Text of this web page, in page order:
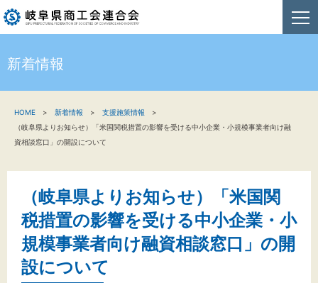
新着情報
商工会連合会について
お問い合わせ
新着情報
HOME 新着情報
支援施策情報
（岐阜県よりお知らせ）「米国関税措置の影響を受ける中小企業・小規模事業者向け融
資相談窓口」の開設について
（岐阜県よりお知らせ）「米国関
税措置の影響を受ける中小企業・小
規模事業者向け融資相談窓口」の開
設について